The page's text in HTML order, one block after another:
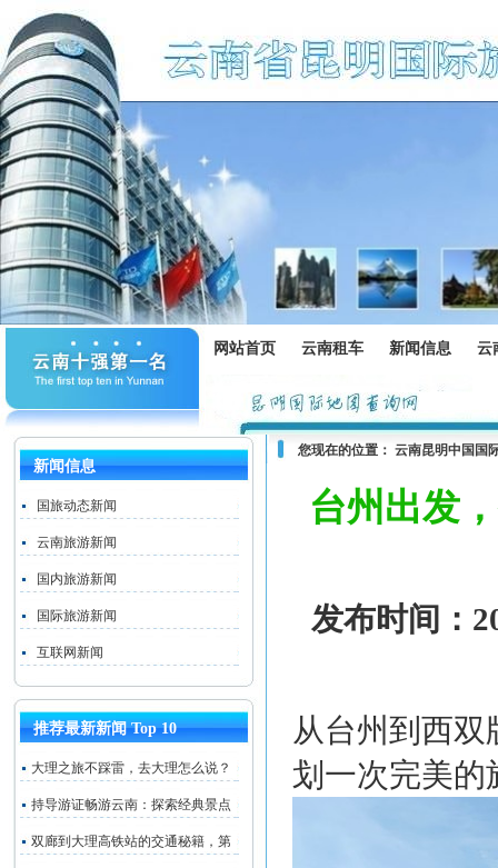
网站首页 云南租车 新闻信息 云
新闻信息
国旅动态新闻
云南旅游新闻
国内旅游新闻
国际旅游新闻
互联网新闻
推荐最新新闻 Top 10
大理之旅不踩雷，去大理怎么说？
持导游证畅游云南：探索经典景点
双廊到大理高铁站的交通秘籍，第
您现在的位置： 云南昆明中国国
台州出发
发布时间：
从台州到西
划一次完美的